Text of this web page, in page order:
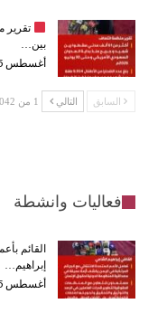
تقرير
بين…
أغسطس 5, 2026
السابق التالي 1 من 3٬042
فعاليات وانشطة
القائم
إبراهيم…
أغسطس 5, 2026